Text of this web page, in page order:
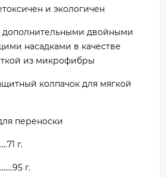
и экологичен
дополнительными двойными
насадками в качестве
из микрофибры
колпачок для мягкой
переноски
г.
г.